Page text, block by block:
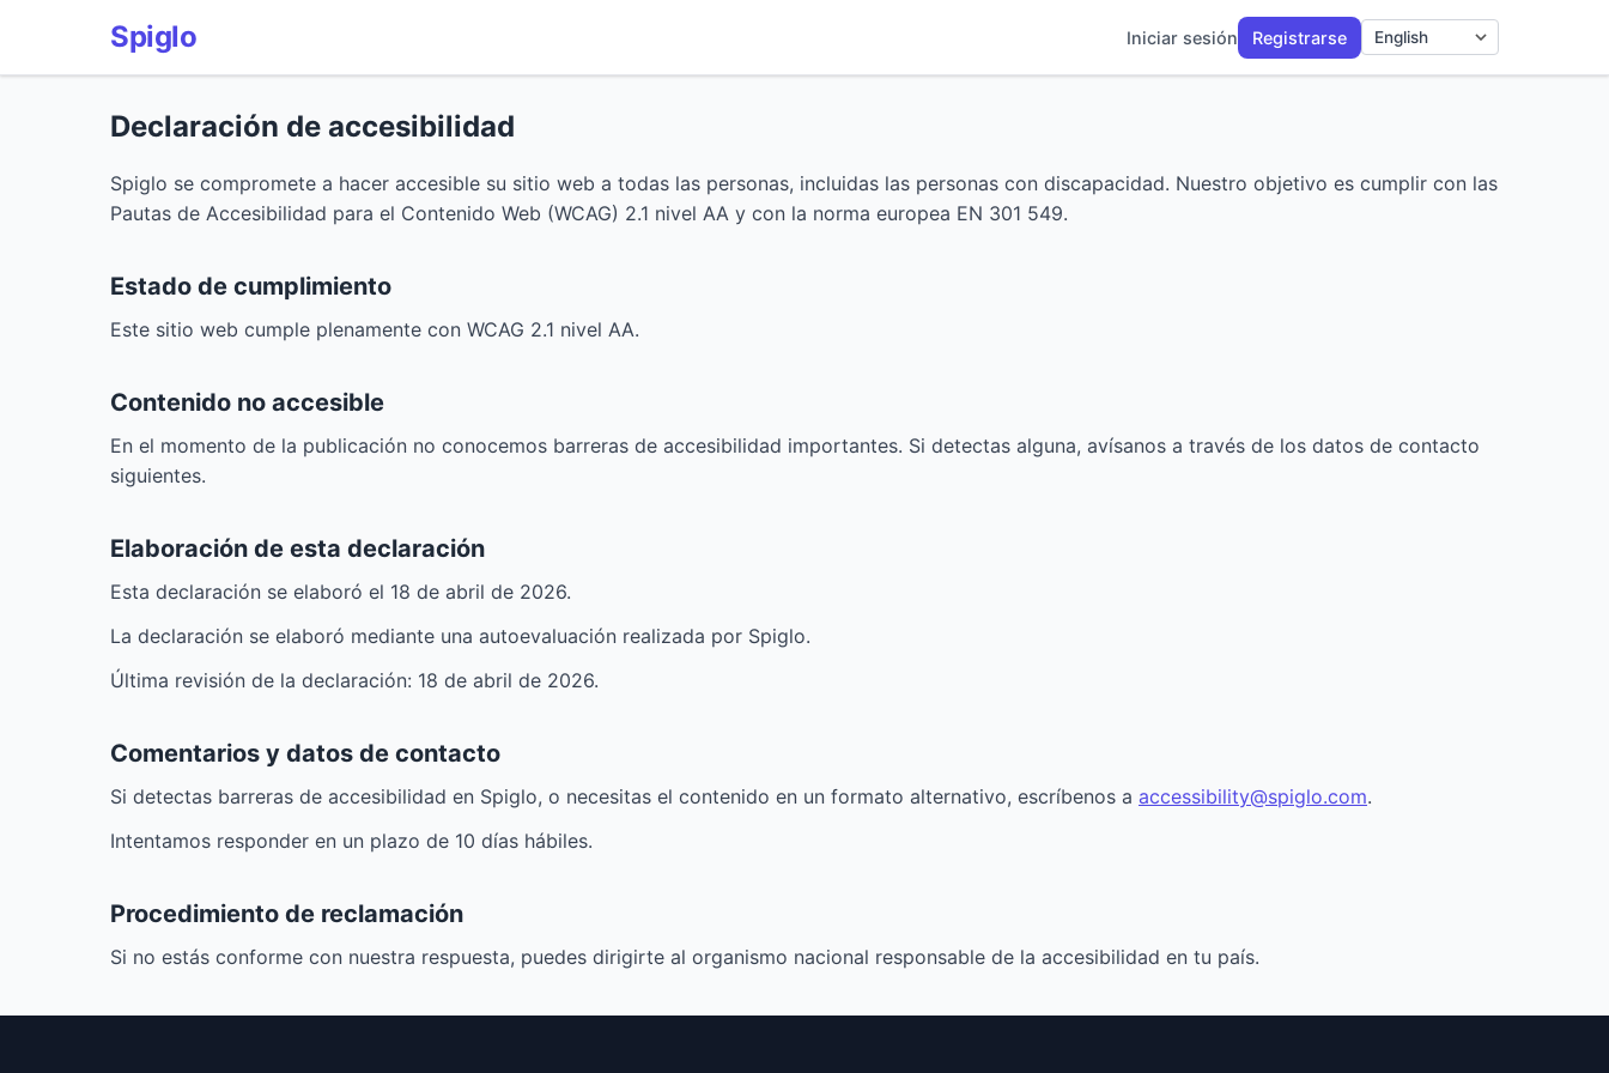
Spiglo Iniciar sesión Registrarse
Idioma
Declaración de accesibilidad
Spiglo se compromete a hacer accesible su sitio web a todas las personas, incluidas las personas con discapacidad. Nuestro objetivo es cumplir con las
Pautas de Accesibilidad para el Contenido Web (WCAG) 2.1 nivel AA y con la norma europea EN 301 549.
Estado de cumplimiento
Este sitio web cumple plenamente con WCAG 2.1 nivel AA.
Contenido no accesible
En el momento de la publicación no conocemos barreras de accesibilidad importantes. Si detectas alguna, avísanos a través de los datos de contacto
siguientes.
Elaboración de esta declaración
Esta declaración se elaboró el 18 de abril de 2026.
La declaración se elaboró mediante una autoevaluación realizada por Spiglo.
Última revisión de la declaración: 18 de abril de 2026.
Comentarios y datos de contacto
Si detectas barreras de accesibilidad en Spiglo, o necesitas el contenido en un formato alternativo, escríbenos a accessibility@spiglo.com.
Intentamos responder en un plazo de 10 días hábiles.
Procedimiento de reclamación
Si no estás conforme con nuestra respuesta, puedes dirigirte al organismo nacional responsable de la accesibilidad en tu país.